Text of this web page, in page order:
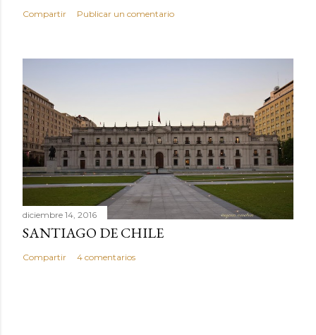
Compartir Publicar un comentario
diciembre 14, 2016
SANTIAGO DE CHILE
Compartir 4 comentarios